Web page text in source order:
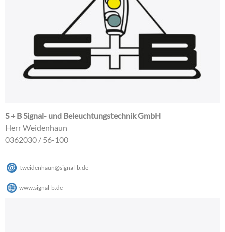
S + B Signal- und Beleuchtungstechnik GmbH
Herr Weidenhaun
0362030 / 56-100
f.weidenhaun@signal-b.de
www.signal-b.de